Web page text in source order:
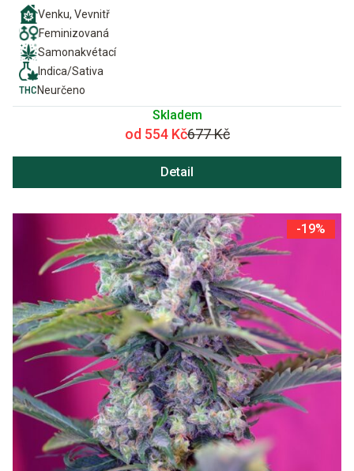
Venku, Vevnitř
Feminizovaná
Samonakvétací
Indica/Sativa
Neurčeno
Skladem
od 554 Kč677 Kč
Detail
-19%